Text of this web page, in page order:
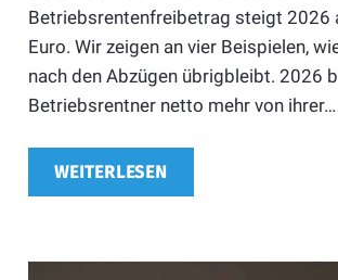
Betriebsrentenfreibetrag steigt 2026
Euro. Wir zeigen an vier Beispielen,
nach den Abzügen übrigbleibt. 2026
Betriebsrentner netto mehr von ihrer…
WEITERLESEN